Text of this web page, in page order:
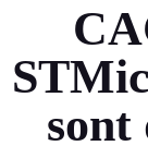
sont